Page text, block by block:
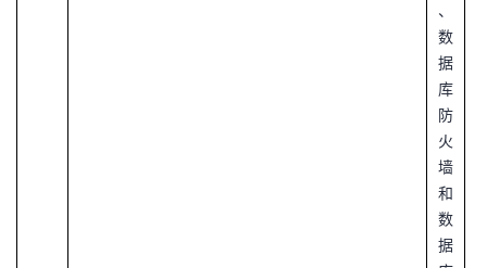
、
数
据
库
防
火
墙
和
数
据